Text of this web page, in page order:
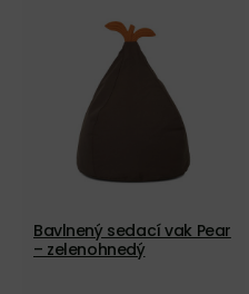
Bavlnený sedací vak Pear
– zelenohnedý